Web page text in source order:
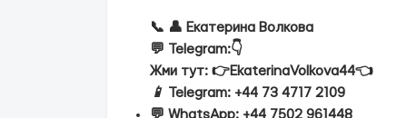
📞 👤 Екатерина Волкова
💬 Telegram:👇
Жми тут: 👉EkaterinaVolkova44👈
📱
Telegram: +44 73 4717 2109
💬 WhatsApp: +44 7502 961448